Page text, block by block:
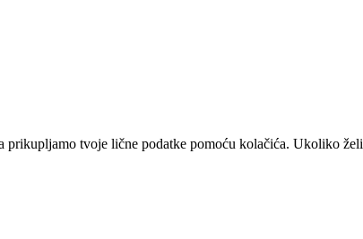
tvoje lične podatke pomoću kolačića. Ukoliko